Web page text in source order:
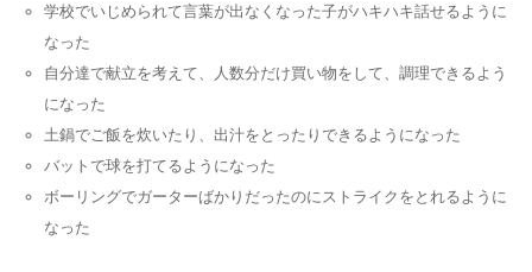
学校でいじめられて言葉が出なくなった子がハキハキ話せるように
なった
自分達で献立を考えて、人数分だけ買い物をして、調理できるよう
になった
土鍋でご飯を炊いたり、出汁をとったりできるようになった
バットで球を打てるようになった
ボーリングでガーターばかりだったのにストライクをとれるように
なった